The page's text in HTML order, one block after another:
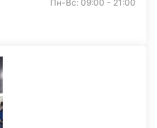
Пн-Вс: 09:00 - 21:00